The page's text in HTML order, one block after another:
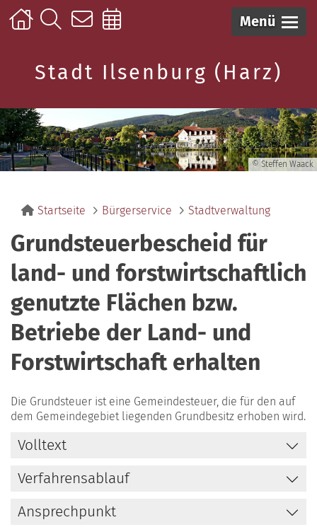
Menü
Stadt Ilsenburg (Harz)
© Steffen Waack
Startseite Bürgerservice Stadtverwaltung
Grundsteuerbescheid für
land- und forstwirtschaftlich
genutzte Flächen bzw.
Betriebe der Land- und
Forstwirtschaft erhalten
Die Grundsteuer ist eine Gemeindesteuer, die für den auf
dem Gemeindegebiet liegenden Grundbesitz erhoben wird.
Volltext
Verfahrensablauf
Ansprechpunkt